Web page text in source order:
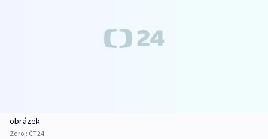
obrázek
Zdroj: ČT24